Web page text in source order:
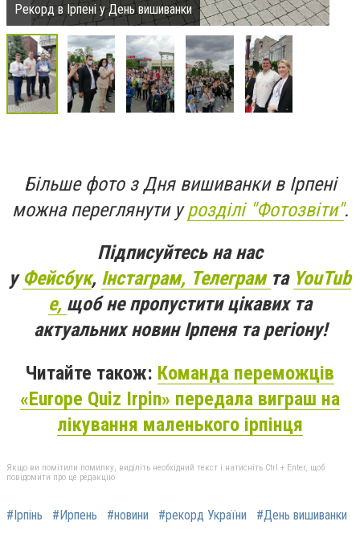
Рекорд в Ірпені у День вишиванки
Більше фото з Дня вишиванки в Ірпені
можна переглянути урозділі "Фотозвіти".
Підписуйтесь на нас
уФейсбук, Інстаграм, Телеграм та YouTub
e, щоб не пропустити цікавих та
актуальних новин Ірпеня та регіону!
Читайте також: Команда переможців
«Europe Quiz Irpin» передала виграш на
лікування маленького ірпінця
Якщо ви помітили помилку, виділіть необхідний текст і натисніть Ctrl + Enter, щоб
повідомити про це редакцію
#Ірпінь #Ирпень #новини #рекорд України #День вишиванки